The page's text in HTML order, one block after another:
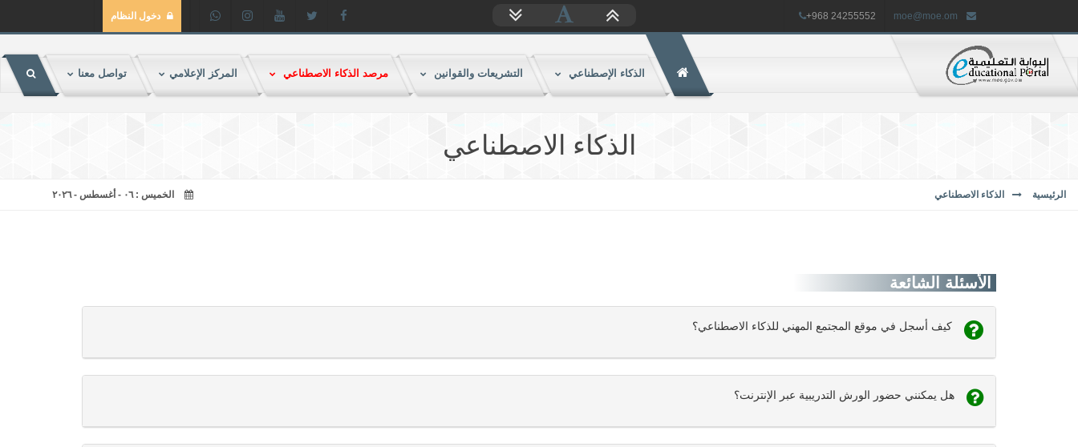
moe@moe.om
+968 24255552 دخول النظام
الذكاء الإصطناعي التشريعات والقوانين مرصد الذكاء الاصطناعي المركز الإعلامي تواصل معنا
الذكاء الاصطناعي
الرئيسية الذكاء الاصطناعي الخميس : ٠٦ - أغسطس - ٢٠٢٦
الأسئلة الشائعة
كيف أسجل في موقع المجتمع المهني للذكاء الاصطناعي؟
هل يمكنني حضور الورش التدريبية عبر الإنترنت؟